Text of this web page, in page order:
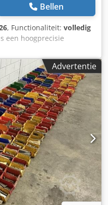
Bellen
, Functionaliteit: volledig
een hoogprecisie
voor de efficiënte
palen en stokken. Deze
fabrikanten van
en speeltoestellen.
Hoge prestaties:
oppervlakteafwerking bij
Kan diverse
uniforme ronde staven.
constructie: Gebouwd
2024, voldoet aan
van veiligheid en
getest en
voor de MSF-4?
en minimaal
voor zowel naaldhout
Advertentie